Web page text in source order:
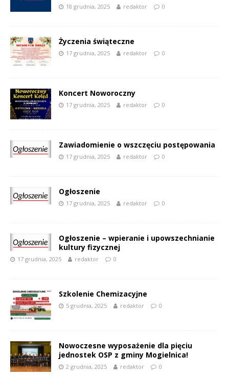
18 grudnia, 2025 redaktor 0
Życzenia świąteczne
17 grudnia, 2025 redaktor 0
Koncert Noworoczny
17 grudnia, 2025 redaktor 0
Zawiadomienie o wszczęciu postępowania
17 grudnia, 2025 redaktor 0
Ogłoszenie
17 grudnia, 2025 redaktor 0
Ogłoszenie – wpieranie i upowszechnianie
kultury fizycznej
17 grudnia, 2025 redaktor 0
Szkolenie Chemizacyjne
5 grudnia, 2025 redaktor 0
Nowoczesne wyposażenie dla pięciu
jednostek OSP z gminy Mogielnica!
2 grudnia, 2025 redaktor 0